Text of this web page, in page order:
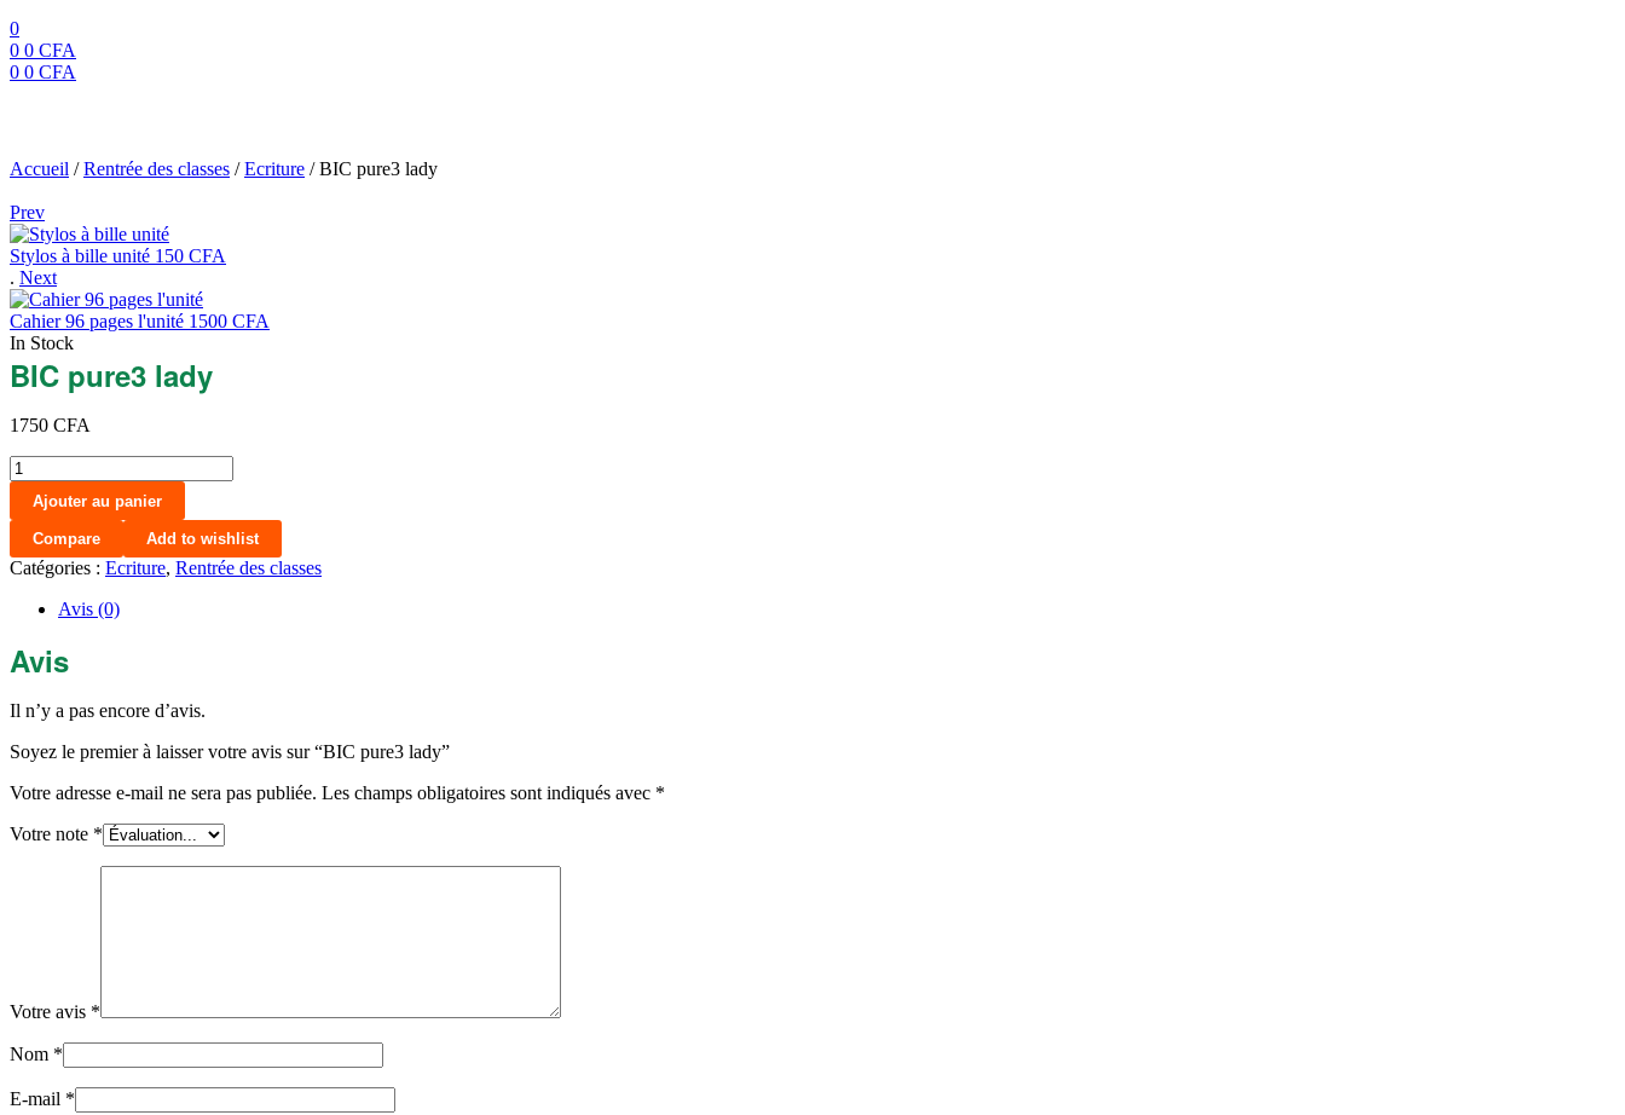
0
0 0 CFA
0 0 CFA
Accueil /Rentrée des classes /Ecriture /BIC pure3 lady
Prev
Stylos à bille unité 150 CFA
. Next
Cahier 96 pages l'unité 1500 CFA
In Stock
BIC pure3 lady
1750 CFA
quantité
de
BIC
pure3
lady
Ajouter au panier
Compare Add to wishlist
Catégories : Ecriture, Rentrée des classes
Avis (0)
Avis
Il n’y a pas encore d’avis.
Soyez le premier à laisser votre avis sur “BIC pure3 lady”
Votre adresse e-mail ne sera pas publiée. Les champs obligatoires sont indiqués avec *
Votre note *
Votre avis *
Nom *
E-mail *